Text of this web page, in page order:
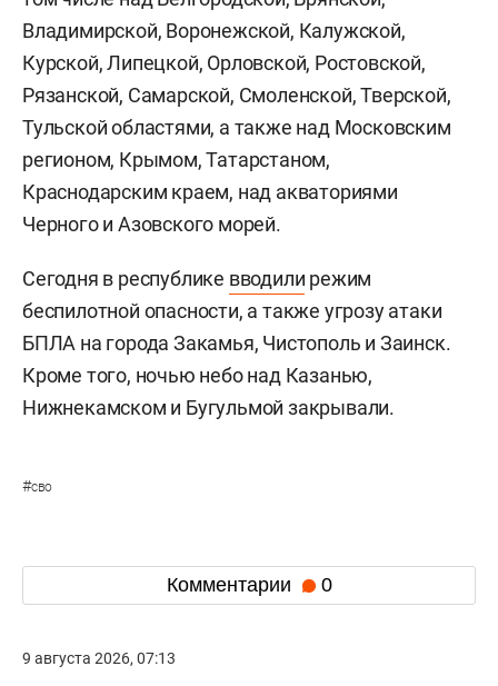
Владимирской, Воронежской, Калужской,
Курской, Липецкой, Орловской, Ростовской,
Рязанской, Самарской, Смоленской, Тверской,
Тульской областями, а также над Московским
регионом, Крымом, Татарстаном,
Краснодарским краем, над акваториями
Черного и Азовского морей.
Сегодня в республике вводили режим
беспилотной опасности, а также угрозу атаки
БПЛА на города Закамья, Чистополь и Заинск.
Кроме того, ночью небо над Казанью,
Нижнекамском и Бугульмой закрывали.
#сво
Комментарии 0
9 августа 2026, 07:13